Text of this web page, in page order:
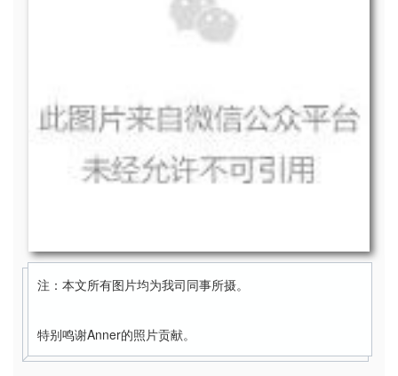
注：本文所有图片均为我司同事所摄。
特别鸣谢Anner的照片贡献。